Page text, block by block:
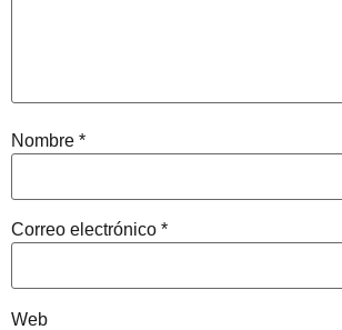
Nombre *
Correo electrónico *
Web